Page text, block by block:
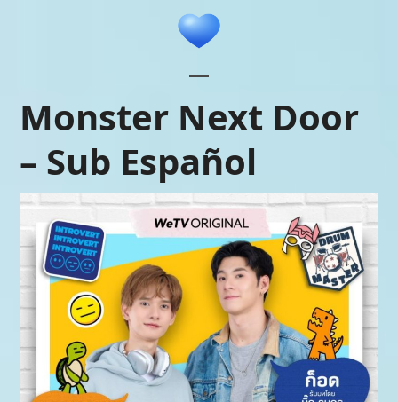
mobile
menu
mobile
menu
Monster Next Door
– Sub Español